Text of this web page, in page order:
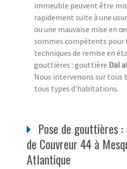
immeuble peuvent être
rapidement suite à une
ou une mauvaise mise en
sommes compétents pour
techniques de remise en
gouttières : gouttière Dal
Nous intervenons sur tous
tous types d’habitations.
Pose de gouttières
de Couvreur 44 à
Atlantique